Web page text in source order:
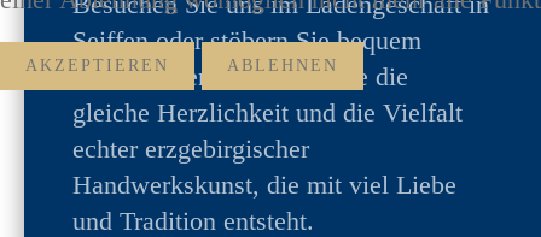
Seiffen oder stöbern Sie bequem
online. Überall erwartet Sie die
gleiche Herzlichkeit und die Vielfalt
echter erzgebirgischer
Handwerkskunst, die mit viel Liebe
und Tradition entsteht.
AKZEPTIEREN ABLEHNEN